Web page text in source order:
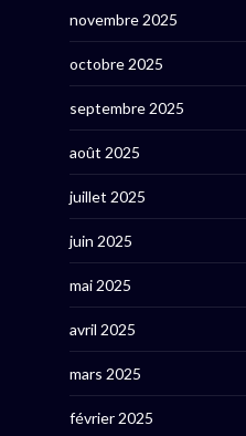
novembre 2025
octobre 2025
septembre 2025
août 2025
juillet 2025
juin 2025
mai 2025
avril 2025
mars 2025
février 2025